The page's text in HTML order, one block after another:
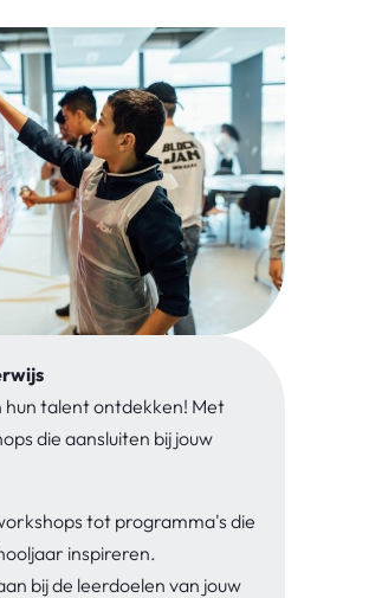
hun talent ontdekken! Met
die aansluiten bij jouw
tot programma's die
inspireren.
bij de leerdoelen van jouw